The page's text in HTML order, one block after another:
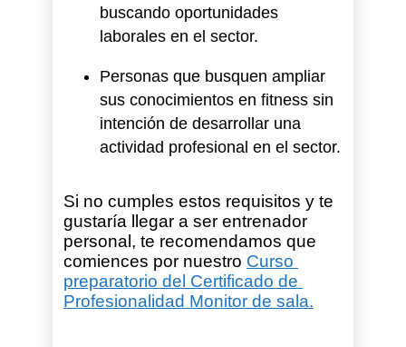
buscando oportunidades
laborales en el sector.
Personas que busquen ampliar
sus conocimientos en fitness sin
intención de desarrollar una
actividad profesional en el sector.
Si no cumples estos requisitos y te
gustaría llegar a ser entrenador
personal, te recomendamos que
comiences por nuestro Curso
preparatorio del Certificado de
Profesionalidad Monitor de sala.